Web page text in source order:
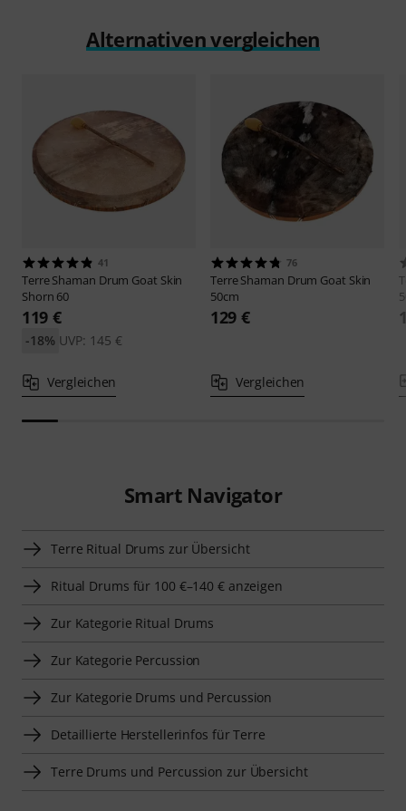
Alternativen vergleichen
41
TerreShaman Drum Goat Skin
Shorn 60
119 €
UVP: 145 €
-18%
Vergleichen
76
TerreShaman Drum Goat Skin
50cm
129 €
Vergleichen
Smart Navigator
Terre Ritual Drums zur Übersicht
Ritual Drums für 100 €–140 € anzeigen
Zur Kategorie Ritual Drums
Zur Kategorie Percussion
Zur Kategorie Drums und Percussion
Detaillierte Herstellerinfos für Terre
Terre Drums und Percussion zur Übersicht